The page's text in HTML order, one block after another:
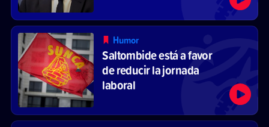
Humor
Saltombide está a favor
de reducir la jornada
laboral